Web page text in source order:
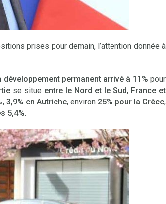
prises pour demain, l’attention donnée à
développement permanent arrivé à 11% pour
se situe entre le Nord et le Sud, France et
, 3,9% en Autriche, environ 25% pour la Grèce,
5,4%.